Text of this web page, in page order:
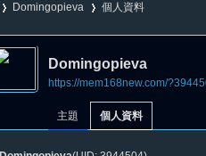
Domingopieva
›
個人資料
Domingopieva
https://mem168new.com/
主題 個人資料